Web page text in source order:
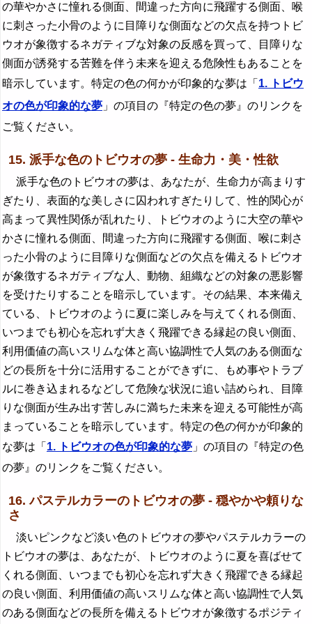
の華やかさに憧れる側面、間違った方向に飛躍する側面、喉
に刺さった小骨のように目障りな側面などの欠点を持つトビ
ウオが象徴するネガティブな対象の反感を買って、目障りな
側面が誘発する苦難を伴う未来を迎える危険性もあることを
暗示しています。特定の色の何かが印象的な夢は「 1. トビウ
オの色が印象的な夢 」の項目の『特定の色の夢』のリンクを
ご覧ください。
15. 派手な色のトビウオの夢 - 生命力・美・性欲
派手な色のトビウオの夢は、あなたが、生命力が高まりす
ぎたり、表面的な美しさに囚われすぎたりして、性的関心が
高まって異性関係が乱れたり、トビウオのように大空の華や
かさに憧れる側面、間違った方向に飛躍する側面、喉に刺さ
った小骨のように目障りな側面などの欠点を備えるトビウオ
が象徴するネガティブな人、動物、組織などの対象の悪影響
を受けたりすることを暗示しています。その結果、本来備え
ている、トビウオのように夏に楽しみを与えてくれる側面、
いつまでも初心を忘れず大きく飛躍できる縁起の良い側面、
利用価値の高いスリムな体と高い協調性で人気のある側面な
どの長所を十分に活用することができずに、もめ事やトラブ
ルに巻き込まれるなどして危険な状況に追い詰められ、目障
りな側面が生み出す苦しみに満ちた未来を迎える可能性が高
まっていることを暗示しています。特定の色の何かが印象的
な夢は「 1. トビウオの色が印象的な夢 」の項目の『特定の色
の夢』のリンクをご覧ください。
16. パステルカラーのトビウオの夢 - 穏やかや頼りな
さ
淡いピンクなど淡い色のトビウオの夢やパステルカラーの
トビウオの夢は、あなたが、トビウオのように夏を喜ばせて
くれる側面、いつまでも初心を忘れず大きく飛躍できる縁起
の良い側面、利用価値の高いスリムな体と高い協調性で人気
のある側面などの長所を備えるトビウオが象徴するポジティ